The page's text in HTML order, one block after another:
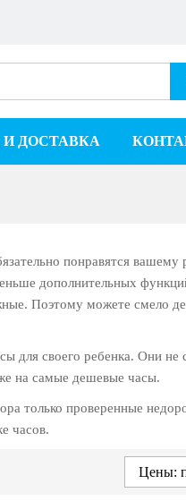
ДОСТАВКА
понравятся
дополнительных
Поэтому можете смело
для своего ребенка. Они
на самые дешевые часы.
только проверенные
часов.
Цены: